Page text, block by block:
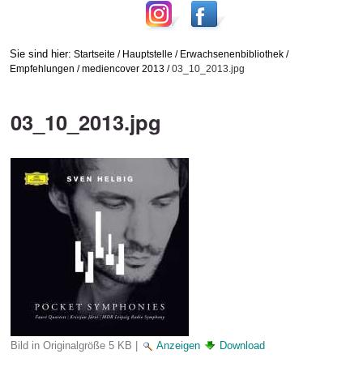
Sie sind hier: Startseite / Hauptstelle / Erwachsenenbibliothek /
Empfehlungen /mediencover 2013 /03_10_2013.jpg
03_10_2013.jpg
Bild in Originalgröße 5 KB | Anzeigen Download